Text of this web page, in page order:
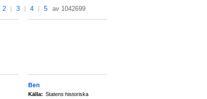
2 3 4 5 av 1042699
Ben
Källa: Statens historiska